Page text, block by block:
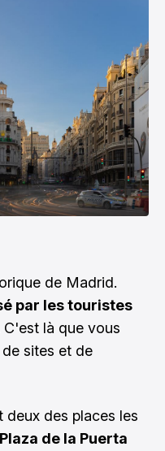
de Madrid.
par les touristes
C'est là que vous
sites et de
deux des places les
de la Puerta